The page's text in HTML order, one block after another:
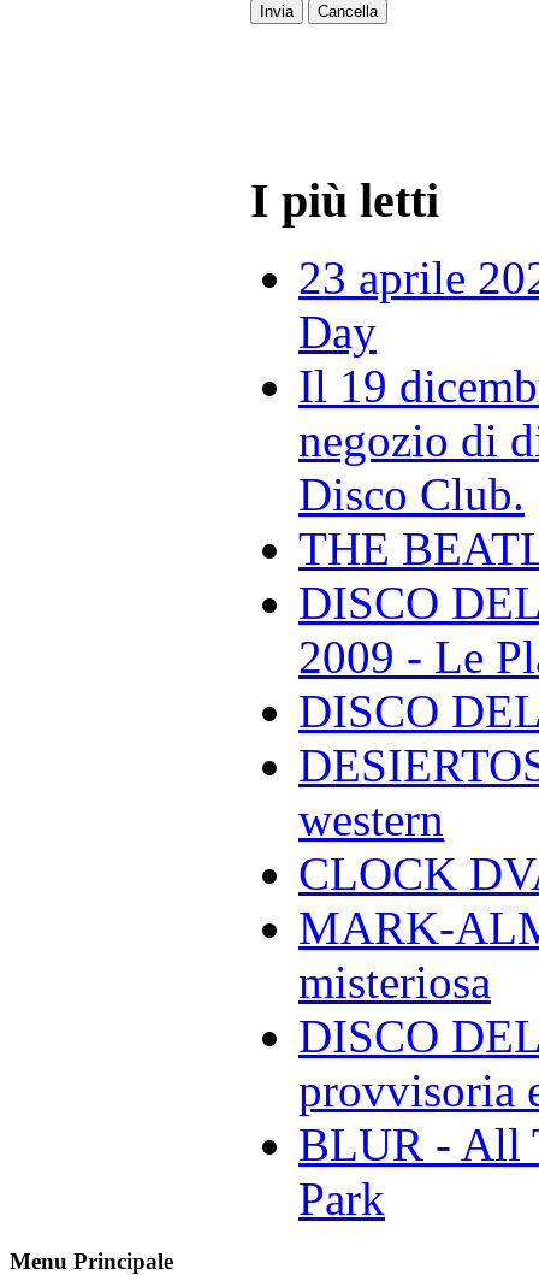
Invia Cancella
I più letti
23 aprile
Day
Il 19
negozio di
Disco Club.
THE
DISCO
2009 - Le
DISCO
western
CLOCK
MARK-
misteriosa
DISCO
provvisoria
BLUR - All
Park
Menu Principale